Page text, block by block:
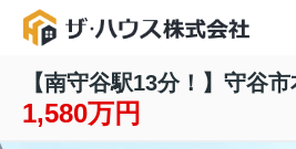
【南守谷駅13分！】守谷
1,580万円